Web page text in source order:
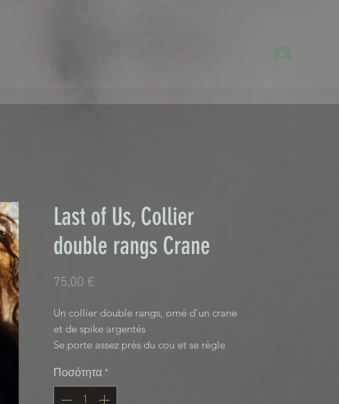
Last of Us, Collier
double rangs Crane
75,00 €
Un collier double rangs, orné d’un crane
et de spike argentés
Se porte assez près du cou et se règle
Last of Us Collection
Ποσότητα *